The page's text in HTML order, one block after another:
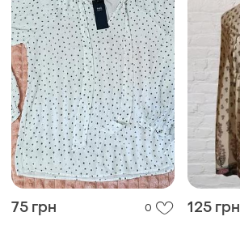
75 грн 0 125 грн